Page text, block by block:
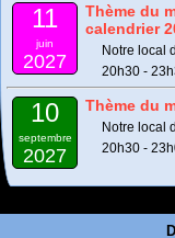
11
juin
2027
Thème du
calendrier
Notre local
20h30 -
10
septembre
2027
Thème du
Notre local
20h30 -